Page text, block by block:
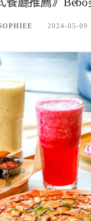
2024-05-09